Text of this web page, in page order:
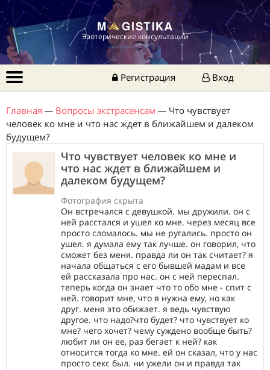
Эзотерические консультации
Регистрация Вход
Главная — Вопросы экстрасенсам — Что чувствует
человек ко мне и что нас ждет в ближайшем и далеком
будущем?
Что чувствует человек ко мне и
что нас ждет в ближайшем и
далеком будущем?
Фотография скрыта
Он встречался с девушкой. мы дружили. он с
ней расстался и ушел ко мне. через месяц все
просто сломалось. мы не ругались. просто он
ушел. я думала ему так лучше. он говорил, что
сможет без меня. правда ли он так считает? я
начала общаться с его бывшей мадам и все
ей рассказала про нас. он с ней переспал.
теперь когда он знает что то обо мне - спит с
ней. говорит мне, что я нужна ему, но как
друг. меня это обижает. я ведь чувствую
другое. что надо?что будет? что чувствует ко
мне? чего хочет? чему суждено вообще быть?
любит ли он ее, раз бегает к ней? как
относится тогда ко мне. ей он сказал, что у нас
просто секс был. ни ужели он и правда так